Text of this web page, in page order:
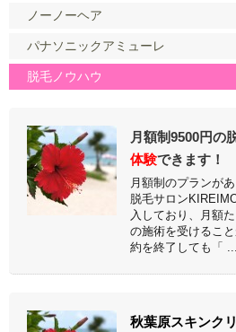
ノーノーヘア
パナソニックアミューレ
脱毛ノウハウ
月額制9500円の
体験できます！
月額制のプランが
脱毛サロン
入しており、月額
の施術を受けるこ
約を終了しても「 ...
秋葉原スキン